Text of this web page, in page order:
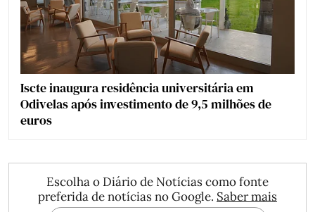
Iscte inaugura residência universitária em
Odivelas após investimento de 9,5 milhões de
euros
Escolha o Diário de Notícias como fonte
preferida de notícias no Google. Saber mais